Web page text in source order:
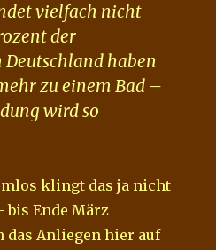
vielfach nicht
der
haben
zu einem Bad –
wird so
klingt das ja nicht
bis Ende März
das Anliegen hier auf